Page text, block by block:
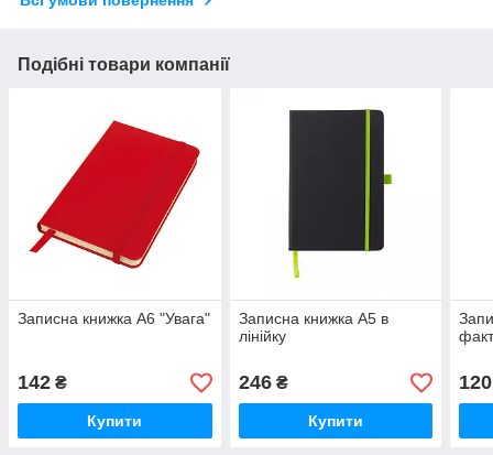
Подібні товари компанії
Записна книжка А6 "Увага"
142 ₴
Купити
Записна книжка А5 в
лінійку
246₴
Купити
120